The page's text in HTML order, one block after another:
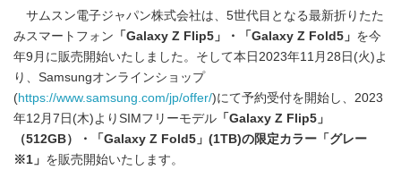
サムスン電子ジャパン株式会社は、5世代目となる最新折りたた
みスマートフォン 「Galaxy Z Flip5」・「Galaxy Z Fold5」 を今
年9月に販売開始いたしました。そして本日2023年11月28日(火)よ
り、Samsungオンラインショップ
(https://www.samsung.com/jp/offer/)にて予約受付を開始し、2023
年12月7日(木)よりSIMフリーモデル 「Galaxy Z Flip5」
（512GB）・「Galaxy Z Fold5」(1TB)の限定カラー「グレー
※1」 を販売開始いたします。